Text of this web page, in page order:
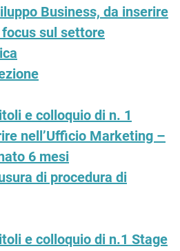
Business, da inserire
sul settore
e colloquio di n. 1
nell’Ufficio Marketing –
6 mesi
di procedura di
e colloquio di n.1 Stage